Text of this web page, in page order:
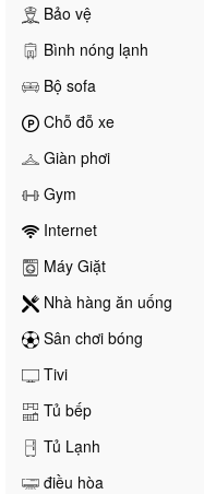
Bảo vệ
Bình nóng lạnh
Bộ sofa
Chỗ đỗ xe
Giàn phơi
Gym
Internet
Máy Giặt
Nhà hàng ăn uống
Sân chơi bóng
Tivi
Tủ bếp
Tủ Lạnh
điều hòa